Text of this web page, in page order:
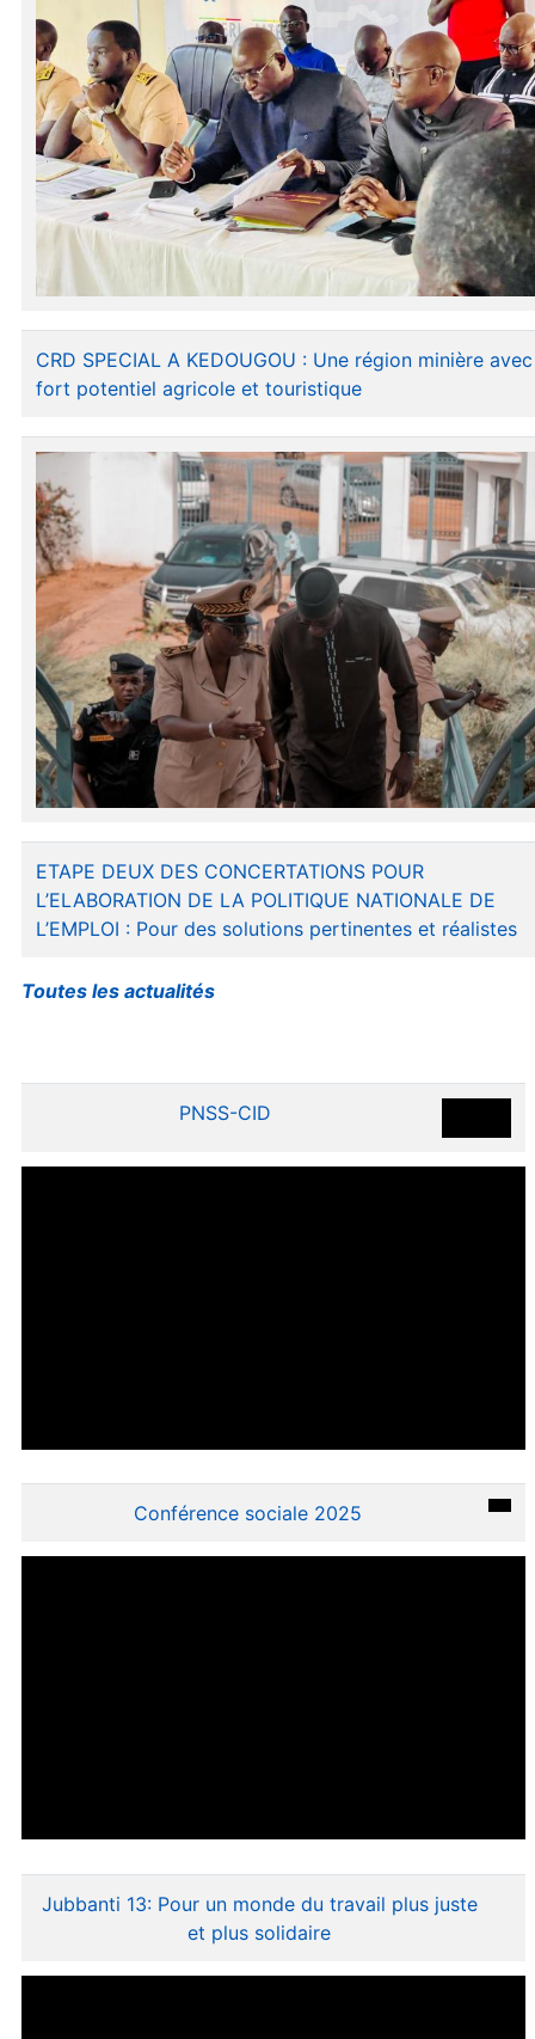
CRD SPECIAL A KEDOUGOU : Une région minière
fort potentiel agricole et touristique
ETAPE DEUX DES CONCERTATIONS POUR
L’ELABORATION DE LA POLITIQUE NATIONALE DE
L’EMPLOI : Pour des solutions pertinentes et réalistes
Toutes les actualités
PNSS-CID
Conférence sociale 2025
Jubbanti 13: Pour un monde du travail plus juste
et plus solidaire